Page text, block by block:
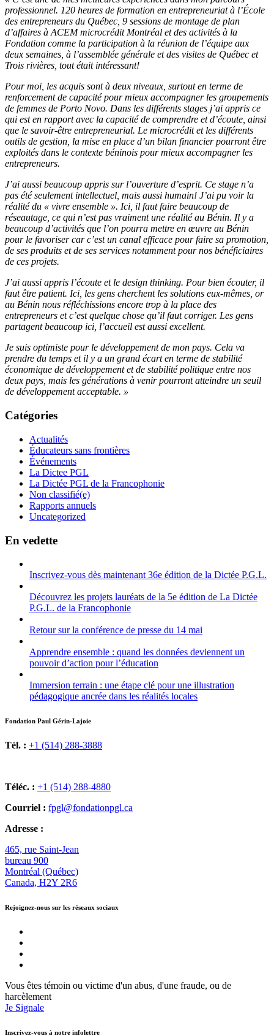
professionnel. 120 heures de formation en entrepreneuriat à l’École
des entrepreneurs du Québec, 9 sessions de montage de plan
d’affaires à ACEM microcrédit Montréal et des activités à la
Fondation comme la participation à la réunion de l’équipe aux
deux semaines, à l’assemblée générale et des visites de Québec et
Trois rivières, tout était intéressant!
Pour moi, les acquis sont à deux niveaux, surtout en terme de
renforcement de capacité pour mieux accompagner les groupements
de femmes de Porto Novo. Dans les différents stages j’ai appris ce
qui est en rapport avec la capacité de comprendre et d’écoute, ainsi
que le savoir-être entrepreneurial. Le microcrédit et les différents
outils de gestion, la mise en place d’un bilan financier pourront être
exploités dans le contexte béninois pour mieux accompagner les
entrepreneurs.
J’ai aussi beaucoup appris sur l’ouverture d’esprit. Ce stage n’a
pas été seulement intellectuel, mais aussi humain! J’ai pu voir la
réalité du « vivre ensemble ». Ici, il faut faire beaucoup de
réseautage, ce qui n’est pas vraiment une réalité au Bénin. Il y a
beaucoup d’activités que l’on pourra mettre en œuvre au Bénin
pour le favoriser car c’est un canal efficace pour faire sa promotion,
de ses produits et de ses services notamment pour nos bénéficiaires
de ces projets.
J’ai aussi appris l’écoute et le design thinking. Pour bien écouter, il
faut être patient. Ici, les gens cherchent les solutions eux-mêmes, or
au Bénin nous réfléchissions encore trop à la place des
entrepreneurs et c’est quelque chose qu’il faut corriger. Les gens
partagent beaucoup ici, l’accueil est aussi excellent.
Je suis optimiste pour le développement de mon pays. Cela va
prendre du temps et il y a un grand écart en terme de stabilité
économique de développement et de stabilité politique entre nos
deux pays, mais les générations à venir pourront atteindre un seuil
de développement acceptable. »
Catégories
Actualités
Éducateurs sans frontières
Événements
La Dictee PGL
La Dictée PGL de la Francophonie
Non classifié(e)
Rapports annuels
Uncategorized
En vedette
Inscrivez-vous dès maintenant 36e édition de la Dictée P.G.L.
Découvrez les projets lauréats de la 5e édition de La Dictée
P.G.L. de la Francophonie
Retour sur la conférence de presse du 14 mai
Apprendre ensemble : quand les données deviennent un
pouvoir d’action pour l’éducation
Immersion terrain : une étape clé pour une illustration
pédagogique ancrée dans les réalités locales
Fondation Paul Gérin-Lajoie
Tél. : +1 (514) 288-3888
Téléc. : +1 (514) 288-4880
Courriel : fpgl@fondationpgl.ca
Adresse :
465, rue Saint-Jean
bureau 900
Montréal (Québec)
Canada, H2Y 2R6
Rejoignez-nous sur les réseaux sociaux
Vous êtes témoin ou victime d'un abus, d'une fraude, ou de
harcèlement
Je Signale
Inscrivez-vous à notre infolettre